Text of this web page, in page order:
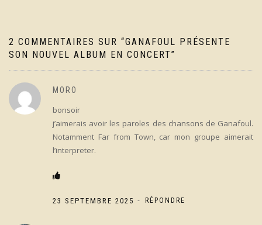
2 COMMENTAIRES SUR “GANAFOUL PRÉSENTE
SON NOUVEL ALBUM EN CONCERT”
MORO
bonsoir
j’aimerais avoir les paroles des chansons de Ganafoul.
Notamment Far from Town, car mon groupe aimerait
l’interpreter.
23 SEPTEMBRE 2025 - RÉPONDRE